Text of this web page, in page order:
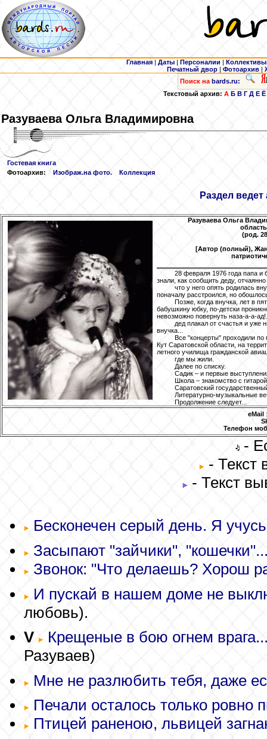
Главная | Даты | Персоналии | Коллективы
Печатный двор |Фотоархив |
Поиск на bards.ru:
Текстовый архив:А Б В Г Д Е Ё
РазуваеваОльга Владимировна
Гостевая книга
Фотоархив:
Изображ.на фото. Коллекция
Раздел
Разуваева Ольга
(род.
[Автор (полный),
28 февраля 1976 года папа и
знали, как сообщить деду,
что у него опять родилась
поначалу расстроился, но
Позже, когда внучка, лет в
бабушкину юбку, по-детски
невозможно повернуть наза-а-а-
дед плакал от счастья и уже
внучка...
Все "концерты" проходили
Кут Саратовской области, на
летного училища гражданской
где мы жили.
Далее по списку.
Садик – и первые
Школа – знакомство с
Саратовский
Литературно-музыкальные
Продолжение следует...
eMail:
Телефон
-
- Текст
- Текст
Бесконечен серый день. Я
Засыпают "зайчики",
Звонок: "Что делаешь? Хорош
И пускай в нашем доме не
любовь).
V
Крещеные в бою огнем
Разуваев)
Мне не разлюбить тебя, даже
Печали осталось только ровно
Птицей раненою, львицей